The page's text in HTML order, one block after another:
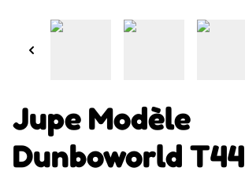
Jupe Modèle
Dunboworld T44